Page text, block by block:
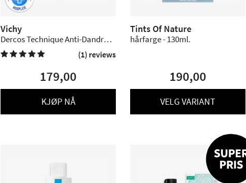
Vichy
Dercos Technique Anti-Dandruff
Shampoo for Normal and Oily
Hair - 390 ml.
 (1) reviews
179,00
KJØP NÅ
Tints Of Nature
hårfarge - 130ml.
190,00
VELG VARIANT